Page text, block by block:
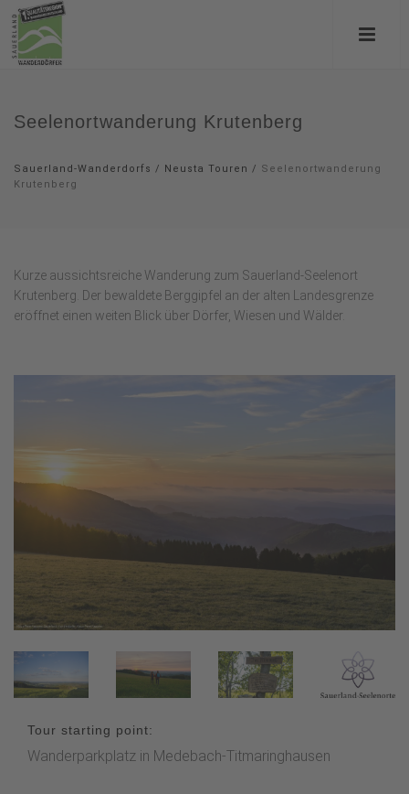
Seelenortwanderung Krutenberg
Sauerland-Wanderdorfs / Neusta Touren / Seelenortwanderung
Krutenberg
Kurze aussichtsreiche Wanderung zum Sauerland-Seelenort
Krutenberg. Der bewaldete Berggipfel an der alten Landesgrenze
eröffnet einen weiten Blick über Dörfer, Wiesen und Wälder.
Tour starting point:
Wanderparkplatz in Medebach-Titmaringhausen